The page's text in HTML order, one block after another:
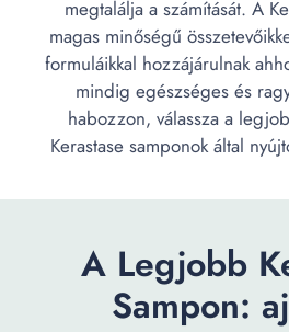
megtalálja a számítását. A
magas minőségű
formuláikkal hozzájárulnak
mindig egészséges és
habozzon, válassza a
Kerastase samponok által
A Legjobb
Sampon: